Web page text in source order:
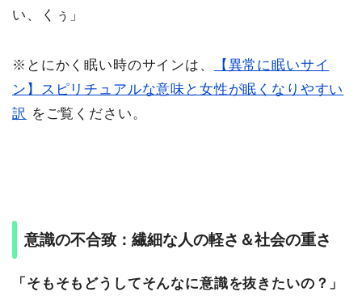
い、くぅ」
※とにかく眠い時のサインは、
【異常に眠いサイ
ン】スピリチュアルな意味と女性が眠くなりやすい
訳 をご覧ください。
意識の不合致：繊細な人の軽さ＆社会の重さ
「そもそもどうしてそんなに意識を抜きたいの？」